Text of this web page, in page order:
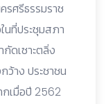
ศรีธรรมราช
นที่ประชุมสภา
ดเซาะตลิ่ง
ว้าง ประชาชน
กเมื่อปี 2562